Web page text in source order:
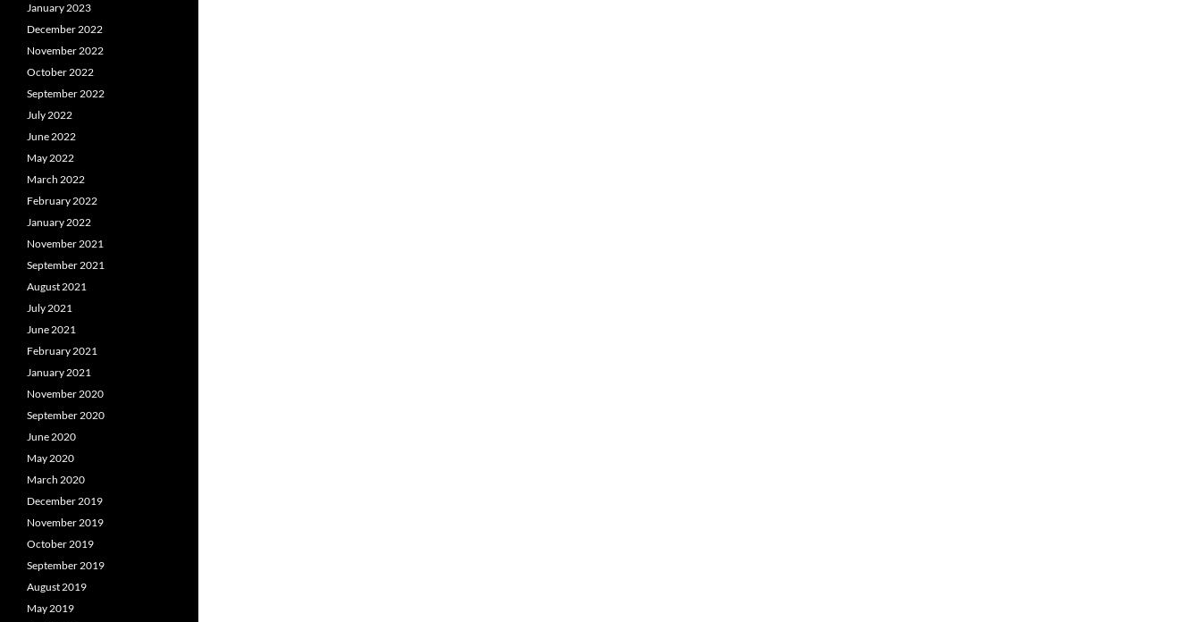
January 2023
December 2022
November 2022
October 2022
September 2022
July 2022
June 2022
May 2022
March 2022
February 2022
January 2022
November 2021
September 2021
August 2021
July 2021
June 2021
February 2021
January 2021
November 2020
September 2020
June 2020
May 2020
March 2020
December 2019
November 2019
October 2019
September 2019
August 2019
May 2019